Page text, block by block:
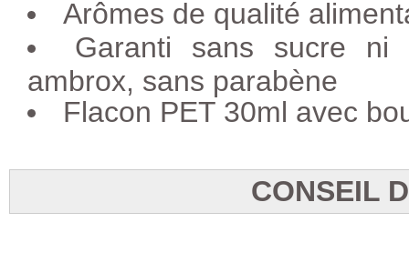
Arômes de qualité
Garanti sans sucre ni
ambrox, sans parabène
Flacon PET 30ml avec
CONSEIL